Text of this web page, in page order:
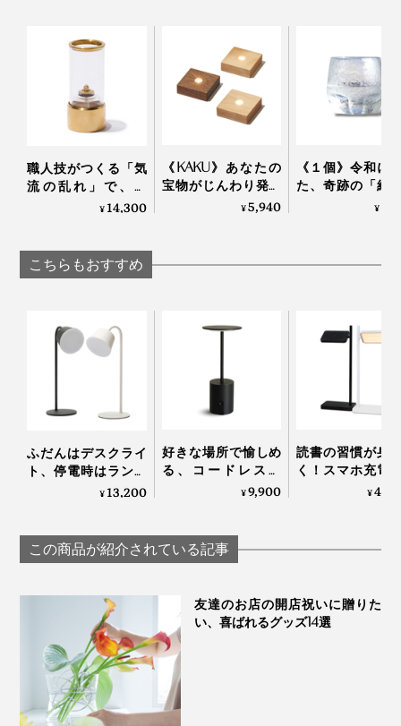
みながら、思う存分観たい映像の世界に没入してくださ
キャプション：写真右は「
本品に付属の横置き用ベースふたつは、高級感のある大
理石製。内側にはマグネット搭載で、ライトの向きを簡
単に調整＆固定もできます。
灯りを点けていない昼間も、インテリアになるスタイリ
ッシュなデザイン。
スチールにマットな粉体塗装の「ブラック」と「ホワイ
ト」。重厚感のある真鍮製の「ブラス」の3色展開で
す。
さらに下部の時計マークを押せば、夜間に重宝するオ
ン・オフそれぞれのタイマーの設定も。
左側の1〜6のボタンで切り替え操作もOK。リビング、
コンやアプリで操作できちゃうのは便利です。
リモコン裏にはマグネットが内蔵しており、磁力が働く
場所にピタッと貼り付けられるので置く場所にも困りま
せん。
スマートフォンから操作したい場合は、専用アプリ
「ROOM SWITCH」をダウンロードすれば操作もカン
タン。複数台まとめての操作もできちゃいます。
職人技がつくる「気
流の乱れ」で、炎
が“踊る”室内用オイル
ンプ
¥14,300
《KAKU》あなたの
宝物がじんわり発光
する｜木製ライトベ
¥5,940
《１個》令和に
た、奇跡の「結
ラス」｜結霜
¥
こちらもおすすめ
ふだんはデスクライ
ト、停電時はランタ
ン、充電で4時間点
｜LED Magnecco
portable lamp
¥13,200
好きな場所で愉しめ
る、コードレスの
「晩酌ライト」
¥9,900
読書の習慣が身
く！スマホ充電
きる、ミニマル
¥
この商品が紹介されている記事
友達のお店の開店祝いに贈りた
い、喜ばれるグッズ14選